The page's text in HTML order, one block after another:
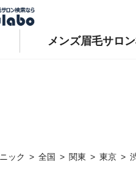
defined in
already defined in/home/xs679489/
メンズ眉毛サロ
ック 全国 関東 東京